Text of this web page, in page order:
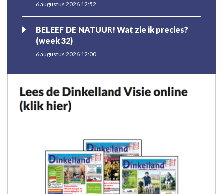
6 augustus 2026 12:52
BELEEF DE NATUUR! Wat zie ik precies?
(week 32)
6 augustus 2026 12:00